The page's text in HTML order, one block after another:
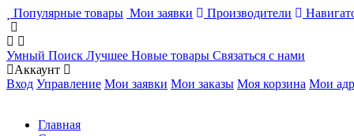
Популярные товары Мои заявки Производители
Умный Поиск Лучшее Новые товары Связаться с нами
Аккаунт
Вход Управление Мои заявки Мои заказы Моя корзина Мои
Главная